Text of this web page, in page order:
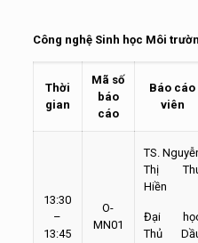
Công nghệ Sinh học Môi
Thời
gian
Mã số
báo
cáo
Báo cáo
viên
13:30
–
13:45
O-
MN01
TS.
Thị
Hiền
Đại
Thủ